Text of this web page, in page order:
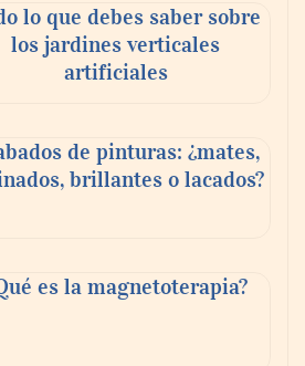
de 40 horas? Guía
lo que debes saber sobre
los jardines verticales
artificiales
de pinturas: ¿mates,
brillantes o lacados?
es la magnetoterapia?